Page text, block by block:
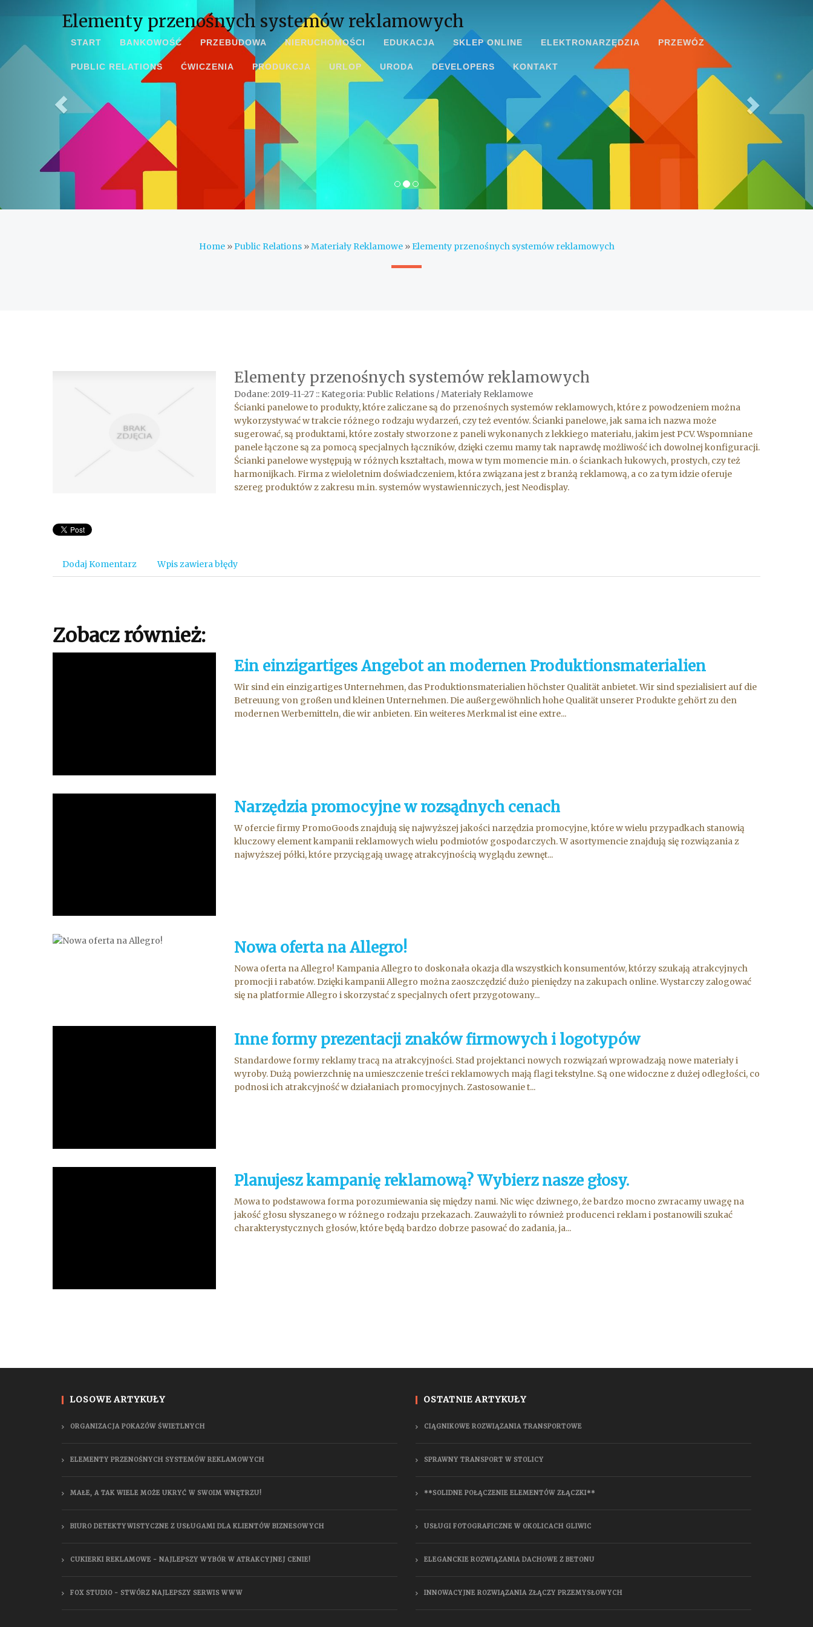
Elementy przenośnych systemów reklamowych
START BANKOWOŚĆ PRZEBUDOWA NIERUCHOMOŚCI EDUKACJA SKLEP ONLINE ELEKTRONARZĘDZIA PRZEWÓZ
PUBLIC RELATIONS ĆWICZENIA PRODUKCJA URLOP URODA DEVELOPERS KONTAKT
Home»Public Relations»Materiały Reklamowe» Elementy przenośnych systemów reklamowych
Elementy przenośnych systemów reklamowych
Dodane: 2019-11-27 :: Kategoria: Public Relations / Materiały Reklamowe
Ścianki panelowe to produkty, które zaliczane są do przenośnych systemów reklamowych, które z powodzeniem można
wykorzystywać w trakcie różnego rodzaju wydarzeń, czy też eventów. Ścianki panelowe, jak sama ich nazwa może
sugerować, są produktami, które zostały stworzone z paneli wykonanych z lekkiego materiału, jakim jest PCV. Wspomniane
panele łączone są za pomocą specjalnych łączników, dzięki czemu mamy tak naprawdę możliwość ich dowolnej konfiguracji.
Ścianki panelowe występują w różnych kształtach, mowa w tym momencie m.in. o ściankach łukowych, prostych, czy też
harmonijkach. Firma z wieloletnim doświadczeniem, która związana jest z branżą reklamową, a co za tym idzie oferuje
szereg produktów z zakresu m.in. systemów wystawienniczych, jest Neodisplay.
Dodaj Komentarz Wpis zawiera błędy
Zobacz również:
Ein einzigartiges Angebot an modernen Produktionsmaterialien
Wir sind ein einzigartiges Unternehmen, das Produktionsmaterialien höchster Qualität anbietet. Wir sind spezialisiert auf die
Betreuung von großen und kleinen Unternehmen. Die außergewöhnlich hohe Qualität unserer Produkte gehört zu den
modernen Werbemitteln, die wir anbieten. Ein weiteres Merkmal ist eine extre...
Narzędzia promocyjne w rozsądnych cenach
W ofercie firmy PromoGoods znajdują się najwyższej jakości narzędzia promocyjne, które w wielu przypadkach stanowią
kluczowy element kampanii reklamowych wielu podmiotów gospodarczych. W asortymencie znajdują się rozwiązania z
najwyższej półki, które przyciągają uwagę atrakcyjnością wyglądu zewnęt...
Nowa oferta na Allegro!
Nowa oferta na Allegro! Kampania Allegro to doskonała okazja dla wszystkich konsumentów, którzy szukają atrakcyjnych
promocji i rabatów. Dzięki kampanii Allegro można zaoszczędzić dużo pieniędzy na zakupach online. Wystarczy zalogować
się na platformie Allegro i skorzystać z specjalnych ofert przygotowany...
Inne formy prezentacji znaków firmowych i logotypów
Standardowe formy reklamy tracą na atrakcyjności. Stad projektanci nowych rozwiązań wprowadzają nowe materiały i
wyroby. Dużą powierzchnię na umieszczenie treści reklamowych mają flagi tekstylne. Są one widoczne z dużej odległości, co
podnosi ich atrakcyjność w działaniach promocyjnych. Zastosowanie t...
Planujesz kampanię reklamową? Wybierz nasze głosy.
Mowa to podstawowa forma porozumiewania się między nami. Nic więc dziwnego, że bardzo mocno zwracamy uwagę na
jakość głosu słyszanego w różnego rodzaju przekazach. Zauważyli to również producenci reklam i postanowili szukać
charakterystycznych głosów, które będą bardzo dobrze pasować do zadania, ja...
LOSOWE ARTYKUŁY
ORGANIZACJA POKAZÓW ŚWIETLNYCH
ELEMENTY PRZENOŚNYCH SYSTEMÓW REKLAMOWYCH
MAŁE, A TAK WIELE MOŻE UKRYĆ W SWOIM WNĘTRZU!
BIURO DETEKTYWISTYCZNE Z USŁUGAMI DLA KLIENTÓW BIZNESOWYCH
CUKIERKI REKLAMOWE - NAJLEPSZY WYBÓR W ATRAKCYJNEJ CENIE!
FOX STUDIO - STWÓRZ NAJLEPSZY SERWIS WWW
OSTATNIE ARTYKUŁY
CIĄGNIKOWE ROZWIĄZANIA TRANSPORTOWE
SPRAWNY TRANSPORT W STOLICY
**SOLIDNE POŁĄCZENIE ELEMENTÓW ZŁĄCZKI**
USŁUGI FOTOGRAFICZNE W OKOLICACH GLIWIC
ELEGANCKIE ROZWIĄZANIA DACHOWE Z BETONU
INNOWACYJNE ROZWIĄZANIA ZŁĄCZY PRZEMYSŁOWYCH